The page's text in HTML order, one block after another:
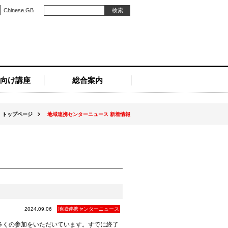
Chinese GB
け講座 総合案内
トップページ 地域連携センターニュース 新着情報
2024.09.06 地域連携センターニュース
の参加をいただいています。すでに終了